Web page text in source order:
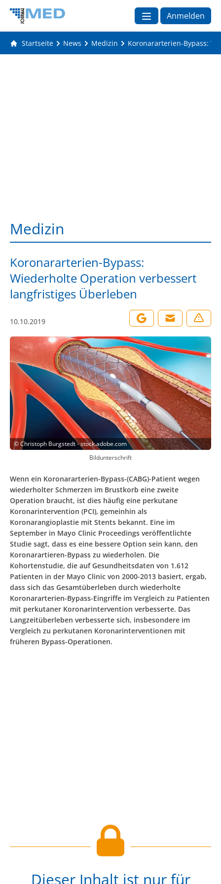
Anmelden
Startseite News Medizin Koronararterien-Bypass:
Medizin
Koronararterien-Bypass:
Wiederholte Operation verbessert
langfristiges Überleben
10.10.2019
©Christoph Burgstedt - stock.adobe.com
Bildunterschrift
Wenn ein Koronararterien-Bypass-(CABG)-Patient wegen
wiederholter Schmerzen im Brustkorb eine zweite
Operation braucht, ist dies häufig eine perkutane
Koronarintervention (PCI), gemeinhin als
Koronarangioplastie mit Stents bekannt. Eine im
September in Mayo Clinic Proceedings veröffentlichte
Studie sagt, dass es eine bessere Option sein kann, den
Koronarartieren-Bypass zu wiederholen. Die
Kohortenstudie, die auf Gesundheitsdaten von 1.612
Patienten in der Mayo Clinic von 2000-2013 basiert, ergab,
dass sich das Gesamtüberleben durch wiederholte
Koronararterien-Bypass-Eingriffe im Vergleich zu Patienten
mit perkutaner Koronarintervention verbesserte. Das
Langzeitüberleben verbesserte sich, insbesondere im
Vergleich zu perkutanen Koronarinterventionen mit
früheren Bypass-Operationen.
Dieser Inhalt ist nur für